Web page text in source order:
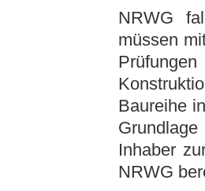
NRWG
müssen
Baureihe
Inhaber
NRWG